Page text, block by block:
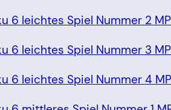
6 leichtes Spiel Nummer 2
6 leichtes Spiel Nummer 3
6 leichtes Spiel Nummer 4